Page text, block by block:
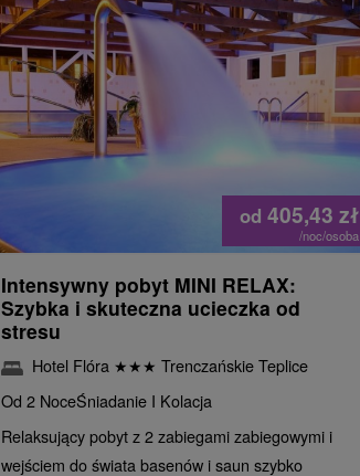
od 405,43zł
/noc/osoba
Intensywny pobyt MINI RELAX:
Szybka i skuteczna ucieczka od
stresu
Hotel Flóra ★★★ Trenczańskie Teplice
Od 2 NoceŚniadanie I Kolacja
Relaksujący pobyt z 2 zabiegami zabiegowymi i
wejściem do świata basenów i saun szybko